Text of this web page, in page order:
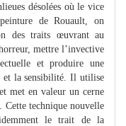
désolées où le vice
de Rouault, on
des traits œuvrant au
mettre l’invective
et produire une
et la sensibilité. Il utilise
met en valeur un cerne
technique nouvelle
le trait de la